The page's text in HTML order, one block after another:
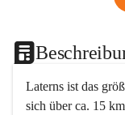
Laterns ist das
sich über ca. 15